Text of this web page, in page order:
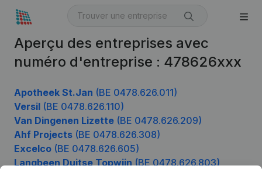
Aperçu des entreprises avec
numéro d'entreprise : 478626xxx
Apotheek St.Jan (BE 0478.626.011)
Versil (BE 0478.626.110)
Van Dingenen Lizette (BE 0478.626.209)
Ahf Projects (BE 0478.626.308)
Excelco (BE 0478.626.605)
Langbeen Duitse Topwijn(BE 0478.626.803)